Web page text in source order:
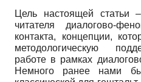
Цель настоящей статьи
читателя диалогово-
контакта, концепции,
методологическую
работе в рамках
Немного ранее нами